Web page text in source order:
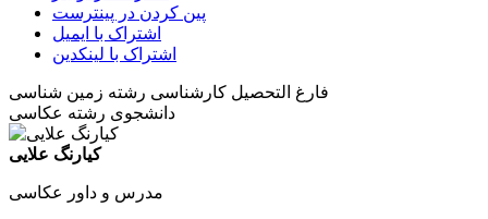
پین کردن در پینترست
اشتراک با ایمیل
اشتراک با لینکدین
فارغ التحصیل کارشناسی رشته زمین شناسی
دانشجوی رشته عکاسی
کیارنگ علایی
مدرس و داور عکاسی